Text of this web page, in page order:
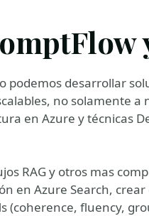
podemos desarrollar
no solamente
en Azure y técnicas
RAG y otros mas
en Azure Search,
(coherence, fluency,